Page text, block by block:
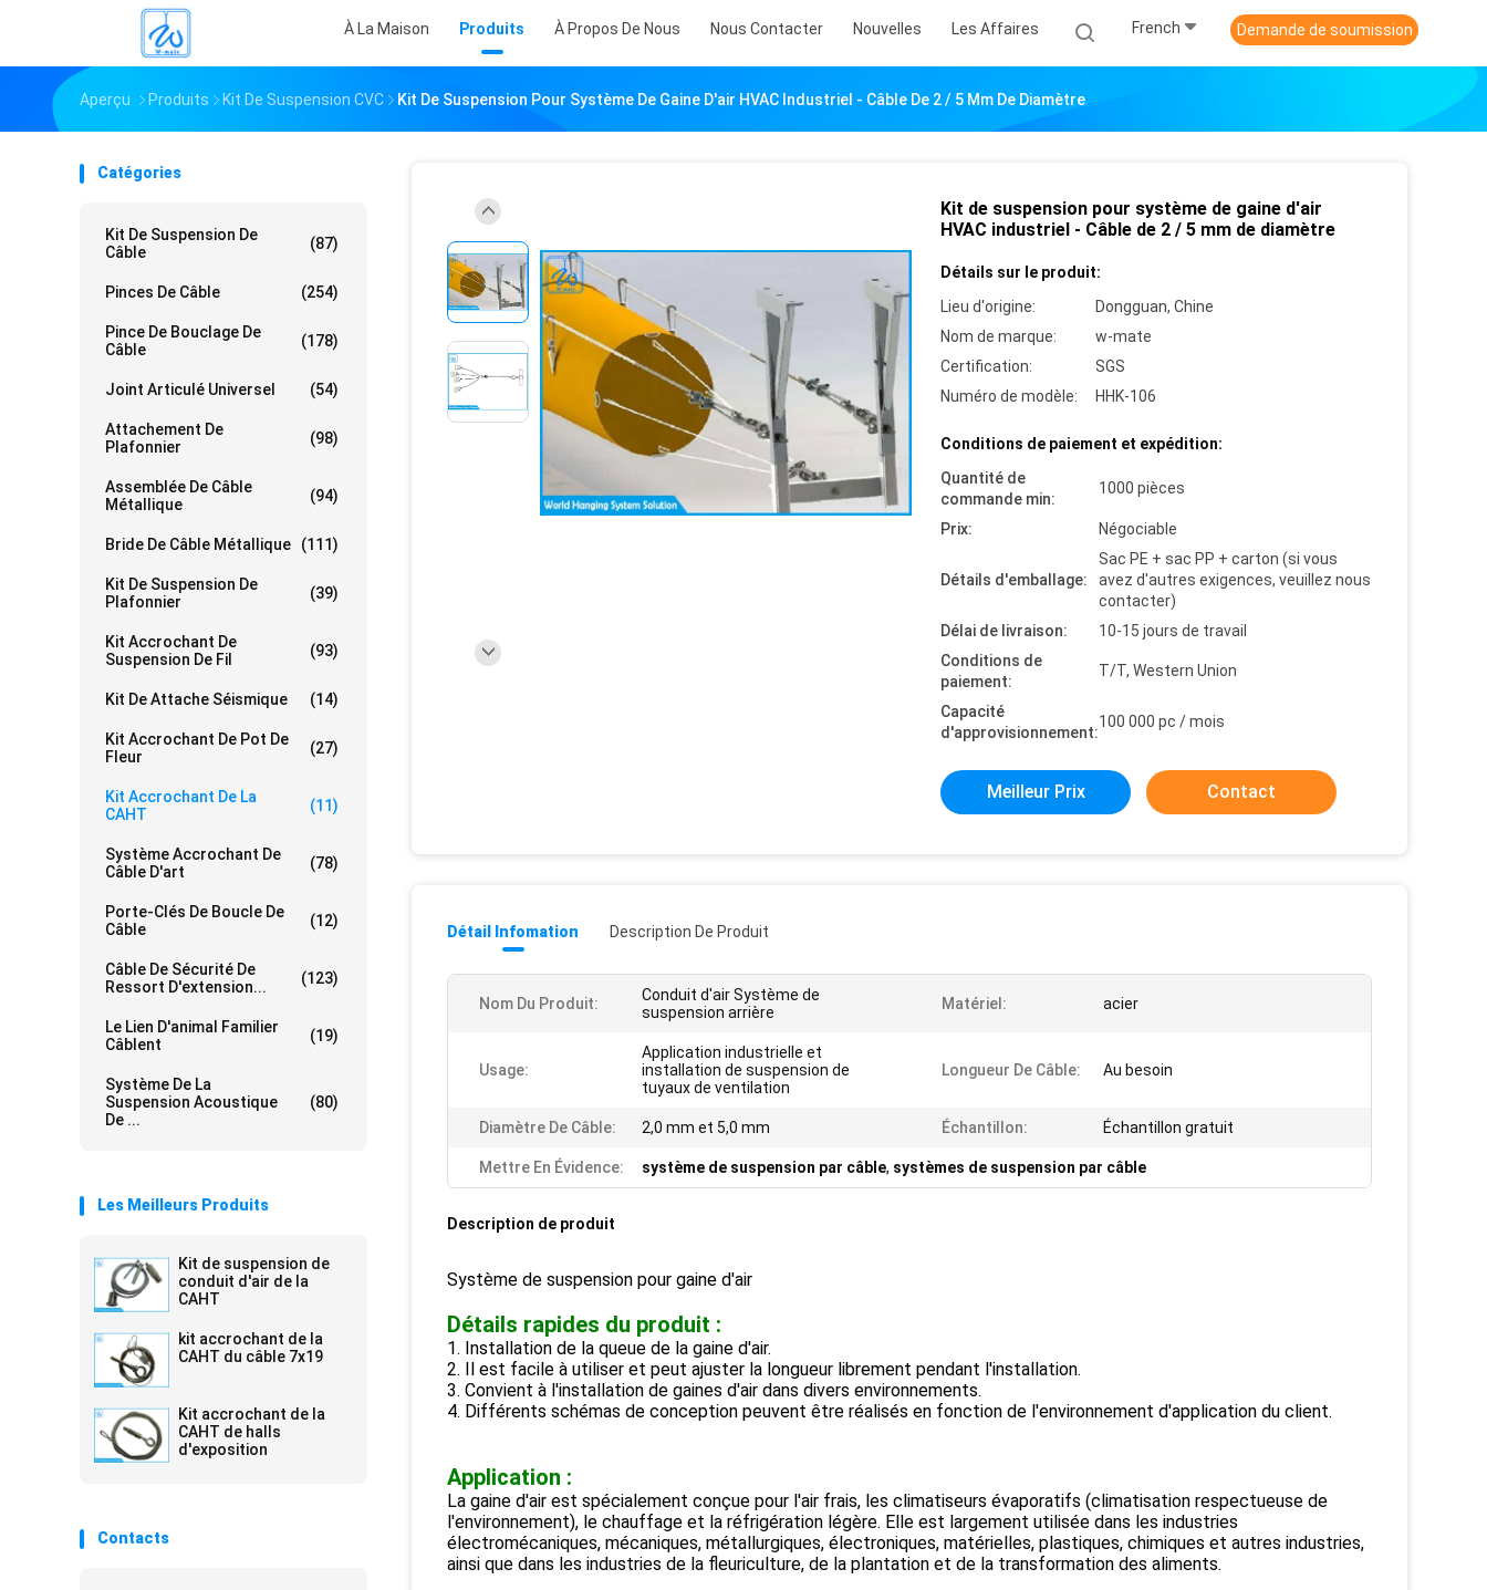
À La Maison Produits À Propos De Nous Nous Contacter Nouvelles Les Affaires French Demande de soumission
Aperçu Produits Kit De Suspension CVC Kit De Suspension Pour Système De Gaine D'air HVAC Industriel - Câble De 2 / 5 Mm De Diamètre
Catégories
Kit De Suspension De
Câble
(87)
Pinces De Câble (254)
Pince De Bouclage De
Câble
(178)
Joint Articulé Universel (54)
Attachement De
Plafonnier
(98)
Assemblée De Câble
Métallique
(94)
Bride De Câble Métallique (111)
Kit De Suspension De
Plafonnier
(39)
Kit Accrochant De
Suspension De Fil
(93)
Kit De Attache Séismique (14)
Kit Accrochant De Pot De
Fleur
(27)
Kit Accrochant De La
CAHT
(11)
Système Accrochant De
Câble D'art
(78)
Porte-Clés De Boucle De
Câble
(12)
Câble De Sécurité De
Ressort D'extension...
(123)
Le Lien D'animal Familier
Câblent
(19)
Système De La
Suspension Acoustique
De ...
(80)
Les Meilleurs Produits
Kit de suspension de
conduit d'air de la
CAHT
kit accrochant de la
CAHT du câble 7x19
Kit accrochant de la
CAHT de halls
d'exposition
Contacts
Kit de suspension pour système de gaine d'air
HVAC industriel - Câble de 2 / 5 mm de diamètre
Détails sur le produit:
Lieu d'origine:
Dongguan, Chine
Nom de marque:
w-mate
Certification:
SGS
Numéro de modèle:
HHK-106
Conditions de paiement et expédition:
Quantité de
commande min:
1000 pièces
Prix: Négociable
Détails d'emballage:
Sac PE + sac PP + carton (si vous
avez d'autres exigences, veuillez nous
contacter)
Délai de livraison:
10-15 jours de travail
Conditions de
paiement:
T/T, Western Union
Capacité
d'approvisionnement:
100 000 pc / mois
Meilleur Prix Contact
Détail Infomation Description De Produit
Nom Du Produit:
Conduit d'air Système de
suspension arrière
Matériel: acier
Usage:
Application industrielle et
installation de suspension de
tuyaux de ventilation
Longueur De Câble: Au besoin
Diamètre De Câble: 2,0 mm et 5,0 mm Échantillon: Échantillon gratuit
Mettre En Évidence: système de suspension par câble, systèmes de suspension par câble
Description de produit
Système de suspension pour gaine d'air
Détails rapides du produit :
1. Installation de la queue de la gaine d'air.
2. Il est facile à utiliser et peut ajuster la longueur librement pendant l'installation.
3. Convient à l'installation de gaines d'air dans divers environnements.
4. Différents schémas de conception peuvent être réalisés en fonction de l'environnement d'application du client.
Application :
La gaine d'air est spécialement conçue pour l'air frais, les climatiseurs évaporatifs (climatisation respectueuse de
l'environnement), le chauffage et la réfrigération légère. Elle est largement utilisée dans les industries
électromécaniques, mécaniques, métallurgiques, électroniques, matérielles, plastiques, chimiques et autres industries,
ainsi que dans les industries de la fleuriculture, de la plantation et de la transformation des aliments.